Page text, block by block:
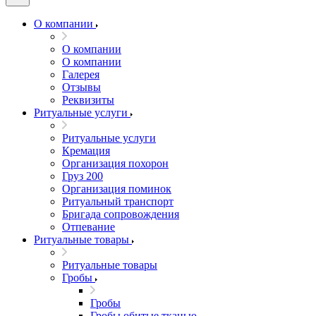
О компании
О компании
О компании
Галерея
Отзывы
Реквизиты
Ритуальные услуги
Ритуальные услуги
Кремация
Организация похорон
Груз 200
Организация поминок
Ритуальный транспорт
Бригада сопровождения
Отпевание
Ритуальные товары
Ритуальные товары
Гробы
Гробы